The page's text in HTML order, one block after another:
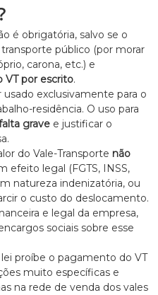
z
o
.
é obrigatória, salvo se o
público (por morar
carona, etc.) e
VT por escrito.
exclusivamente para o
residência. O uso para
gravee justificar o
do Vale-Transporte não
efeito legal (FGTS, INSS,
natureza indenizatória, ou
o custo do deslocamento.
e legal da empresa,
sociais sobre esse
proíbe o pagamento do VT
muito específicas e
na rede de venda dos vales